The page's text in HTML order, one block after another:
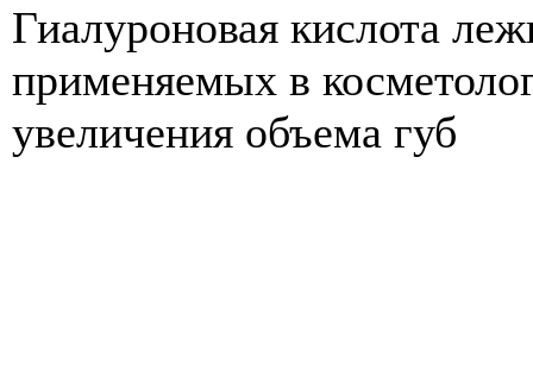
Гиалуроновая кислота
применяемых в
увеличения объема губ